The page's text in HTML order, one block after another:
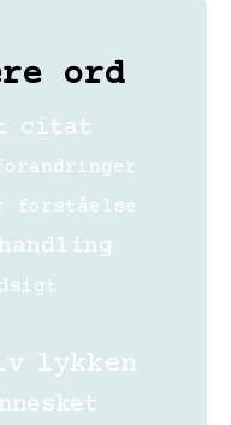
ord
citat
forståelse
handling
lykken